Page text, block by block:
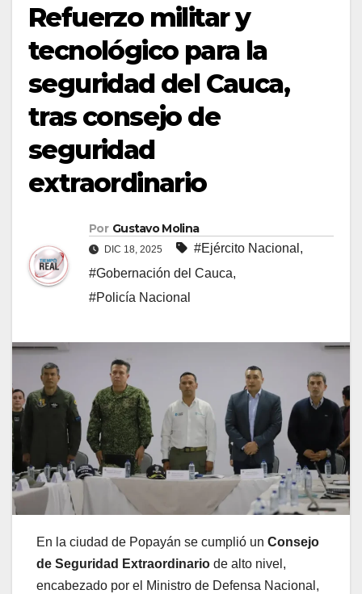
Refuerzo militar y
tecnológico para la
seguridad del Cauca,
tras consejo de
seguridad
extraordinario
Por Gustavo Molina
DIC 18, 2025 #Ejército Nacional ,
#Gobernación del Cauca,
#Policía Nacional
En la ciudad de Popayán se cumplió un Consejo
de Seguridad Extraordinario de alto nivel,
encabezado por el Ministro de Defensa Nacional,